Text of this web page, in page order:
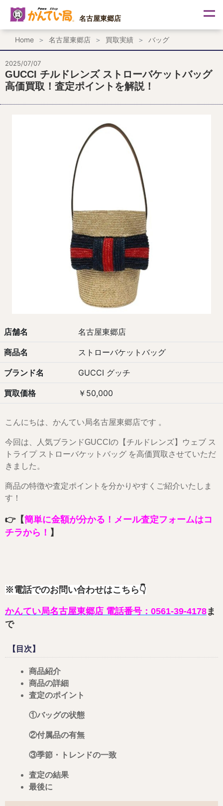
ス
ッ
プ
名古屋東郷店
Home 名古屋東郷店 買取実績 バッグ
2025/07/07
GUCCI チルドレンズ ストローバケットバッグ
高価買取！査定ポイントを解説！
店舗名 名古屋東郷店
商品名 ストローバケットバッグ
ブランド名 GUCCI グッチ
買取価格 ￥50,000
こんにちは、かんてい局名古屋東郷店です 。
今回は、人気ブランドGUCCIの【チルドレンズ】ウェブ ス
トライプ ストローバケットバッグ を高価買取させていただ
きました。
商品の特徴や査定ポイントを分かりやすくご紹介いたしま
す！
👉【簡単に金額が分かる！メール査定フォームはコ
チラから！ 】
※電話でのお問い合わせはこちら👇
かんてい局名古屋東郷店 電話番号：0561-39-4178ま
で
【目次】
商品紹介
商品の詳細
査定のポイント
①バッグの状態
②付属品の有無
③季節・トレンドの一致
査定の結果
最後に